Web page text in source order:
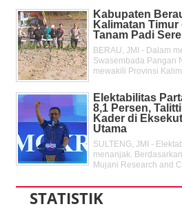
Kabupaten
Kalimatan Timur
Tanam Padi
BERAU, JMI - Dalam
Swasembada Pangan
mewakili Provinsi
Elektabilitas
8,1 Persen,
Kader di
Utama
SULTENG, JMI -
menanjak.
Mujani Research and
STATISTIK